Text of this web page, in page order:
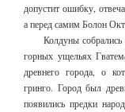
допустит ошибку,
а перед самим Болон
Колдуны
горных ущельях
древнего города, о
гринго. Город был
появились предки